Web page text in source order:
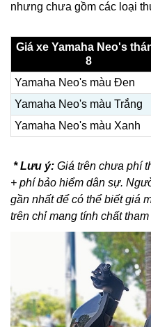
nhưng chưa gồm các loại
Giá xe Yamaha Neo's
8
Yamaha Neo's màu Đen
Yamaha Neo's màu Trắng
Yamaha Neo's màu Xanh
* Lưu ý: Giá trên chưa phí
+ phí bảo hiểm dân sự.
gần nhất để có thể biết giá
trên chỉ mang tính chất tham